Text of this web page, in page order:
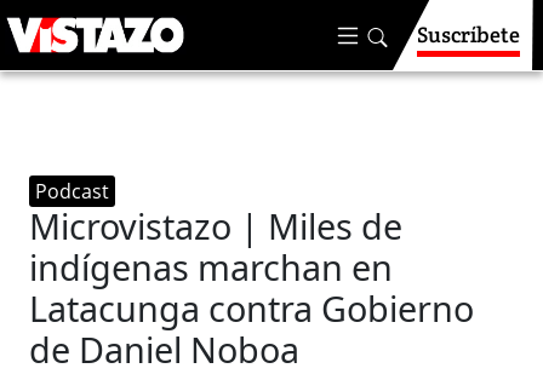
Suscríbete
Podcast
Microvistazo | Miles de
indígenas marchan en
Latacunga contra Gobierno
de Daniel Noboa